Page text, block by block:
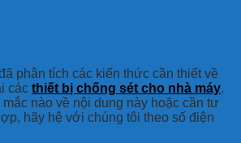
phân tích các kiến thức cần thiết về
các thiết bị chống sét cho nhà máy.
nào về nội dung này hoặc cần tư
hãy hệ với chúng tôi theo số điện